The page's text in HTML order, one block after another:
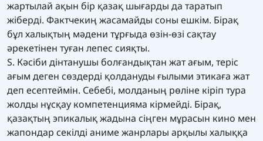
жартылай ақын бір қазақ шығарды да таратып
жіберді. Фактчекиң жасамайды соны ешкім. Бірақ
бұл халықтың мәдени тұрғыда өзін-өзі сақтау
әрекетінен туған лепес сияқты.
S. Кәсіби дінтанушы болғандықтан жат ағым, теріс
ағым деген сөздерді қолдануды ғылыми этикаға жат
деп есептеймін. Себебі, молданың рөліне кіріп тура
жолды нұсқау компетенцияма кірмейді. Бірақ,
қазақтың эпикалық жадына сіңген мұрасын кино мен
жапондар секілді аниме жанрлары арқылы халыққа